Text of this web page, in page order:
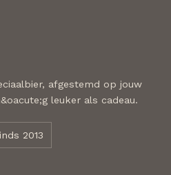
afgestemd op jouw
leuker als cadeau.
2013